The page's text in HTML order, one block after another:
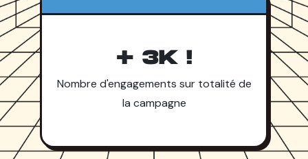
+ 3K !
Nombre d'engagements sur totalité de
la campagne